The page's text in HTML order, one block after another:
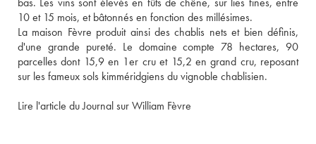
10 et 15 mois, et bâtonnés en fonction des millésimes.
La maison Fèvre produit ainsi des chablis nets et bien définis,
d'une grande pureté. Le domaine compte 78 hectares, 90
parcelles dont 15,9 en 1er cru et 15,2 en grand cru, reposant
sur les fameux sols kimméridgiens du vignoble chablisien.
Lire l'article du Journal sur William Fèvre